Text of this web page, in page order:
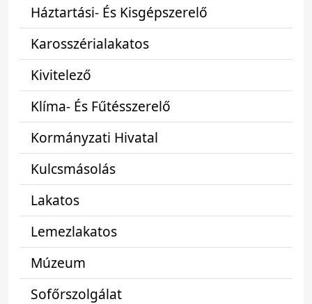
Háztartási- És Kisgépszerelő
Karosszérialakatos
Kivitelező
Klíma- És Fűtésszerelő
Kormányzati Hivatal
Kulcsmásolás
Lakatos
Lemezlakatos
Múzeum
Sofőrszolgálat